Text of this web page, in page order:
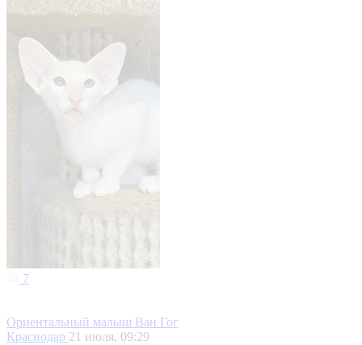
7
Ориентальный малыш Ван Гог
Краснодар 21 июля, 09:29